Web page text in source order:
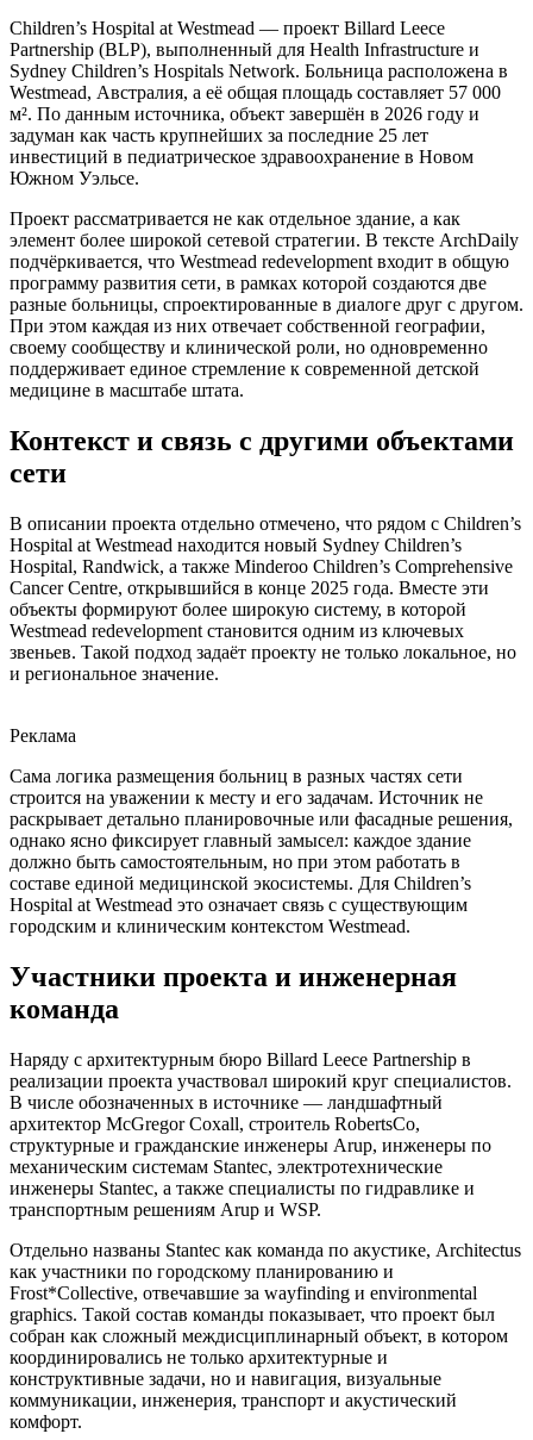
Children’s Hospital at Westmead — проект Billard Leece
Partnership (BLP), выполненный для Health Infrastructure и
Sydney Children’s Hospitals Network. Больница расположена в
Westmead, Австралия, а её общая площадь составляет 57 000
м². По данным источника, объект завершён в 2026 году и
задуман как часть крупнейших за последние 25 лет
инвестиций в педиатрическое здравоохранение в Новом
Южном Уэльсе.
Проект рассматривается не как отдельное здание, а как
элемент более широкой сетевой стратегии. В тексте ArchDaily
подчёркивается, что Westmead redevelopment входит в общую
программу развития сети, в рамках которой создаются две
разные больницы, спроектированные в диалоге друг с другом.
При этом каждая из них отвечает собственной географии,
своему сообществу и клинической роли, но одновременно
поддерживает единое стремление к современной детской
медицине в масштабе штата.
Контекст и связь с другими объектами
сети
В описании проекта отдельно отмечено, что рядом с Children’s
Hospital at Westmead находится новый Sydney Children’s
Hospital, Randwick, а также Minderoo Children’s Comprehensive
Cancer Centre, открывшийся в конце 2025 года. Вместе эти
объекты формируют более широкую систему, в которой
Westmead redevelopment становится одним из ключевых
звеньев. Такой подход задаёт проекту не только локальное, но
и региональное значение.
Реклама
Сама логика размещения больниц в разных частях сети
строится на уважении к месту и его задачам. Источник не
раскрывает детально планировочные или фасадные решения,
однако ясно фиксирует главный замысел: каждое здание
должно быть самостоятельным, но при этом работать в
составе единой медицинской экосистемы. Для Children’s
Hospital at Westmead это означает связь с существующим
городским и клиническим контекстом Westmead.
Участники проекта и инженерная
команда
Наряду с архитектурным бюро Billard Leece Partnership в
реализации проекта участвовал широкий круг специалистов.
В числе обозначенных в источнике — ландшафтный
архитектор McGregor Coxall, строитель RobertsCo,
структурные и гражданские инженеры Arup, инженеры по
механическим системам Stantec, электротехнические
инженеры Stantec, а также специалисты по гидравлике и
транспортным решениям Arup и WSP.
Отдельно названы Stantec как команда по акустике, Architectus
как участники по городскому планированию и
Frost*Collective, отвечавшие за wayfinding и environmental
graphics. Такой состав команды показывает, что проект был
собран как сложный междисциплинарный объект, в котором
координировались не только архитектурные и
конструктивные задачи, но и навигация, визуальные
коммуникации, инженерия, транспорт и акустический
комфорт.